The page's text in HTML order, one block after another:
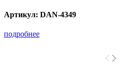
Артикул: DAN-4349
подробнее